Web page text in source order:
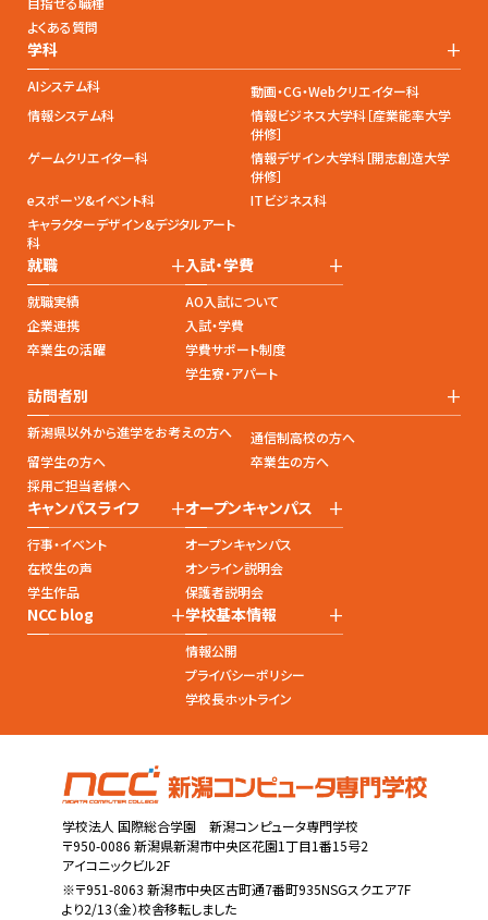
よくある質問
学科 +
AIシステム科
動画・CG・Webクリエイター科
情報システム科
情報ビジネス大学科［産業能率大学
併修］
ゲームクリエイター科
情報デザイン大学科［開志創造大学
併修］
eスポーツ&イベント科
ITビジネス科
キャラクターデザイン&デジタルアート
科
就職 +
就職実績
企業連携
卒業生の活躍
入試・学費 +
AO入試について
入試・学費
学費サポート制度
学生寮・アパート
訪問者別 +
新潟県以外から進学をお考えの方へ
通信制高校の方へ
留学生の方へ
卒業生の方へ
採用ご担当者様へ
キャンパスライフ +
行事・イベント
在校生の声
学生作品
オープンキャンパス +
オープンキャンパス
オンライン説明会
保護者説明会
NCC blog +学校基本情報 +
情報公開
プライバシーポリシー
学校長ホットライン
学校法人 国際総合学園 新潟コンピュータ専門学校
〒950-0086 新潟県新潟市中央区花園1丁目1番15号2
アイコニックビル2F
※〒951-8063 新潟市中央区古町通7番町935NSGスクエア7F
より2/13（金）校舎移転しました